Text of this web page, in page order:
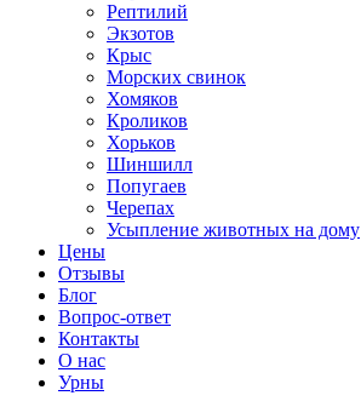
Рептилий
Экзотов
Крыс
Морских свинок
Хомяков
Кроликов
Хорьков
Шиншилл
Попугаев
Черепах
Усыпление животных на дому
Цены
Отзывы
Блог
Вопрос-ответ
Контакты
О нас
Урны